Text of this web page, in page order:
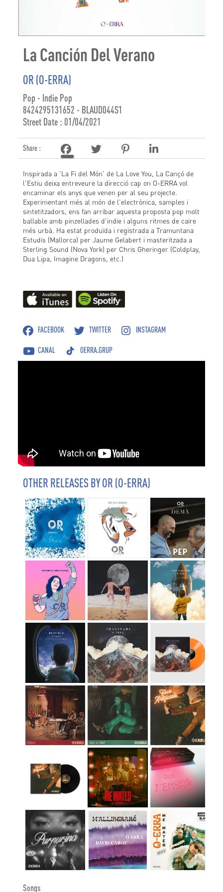
La Canción Del Verano
OR (O-ERRA)
Pop - Indie Pop
8424295131652 - BLAUD044S1
Street Date : 01/04/2021
Share :
Inspirada a 'La Fi del Món' de La Love You, La Cançó de
l'Estiu deixa entreveure la direcció cap on O-ERRA vol
encaminar els anys que venen per al seu projecte.
Experimentant més al món de l'electrònica, samples i
sintetitzadors, ens fan arribar aquesta proposta pop molt
ballable amb pinzellades d'indie i alguns ritmes de caire
més urbà. Ha estat produïda i registrada a Tramuntana
Estudis (Mallorca) per Jaume Gelabert i masteritzada a
Sterling Sound (Nova York) per Chris Gheringer (Coldplay,
Dua Lipa, Imagine Dragons, etc.)
FACEBOOK TWITTER INSTAGRAM
CANAL OERRA.GRUP
OTHER RELEASES BY OR (O-ERRA)
Songs